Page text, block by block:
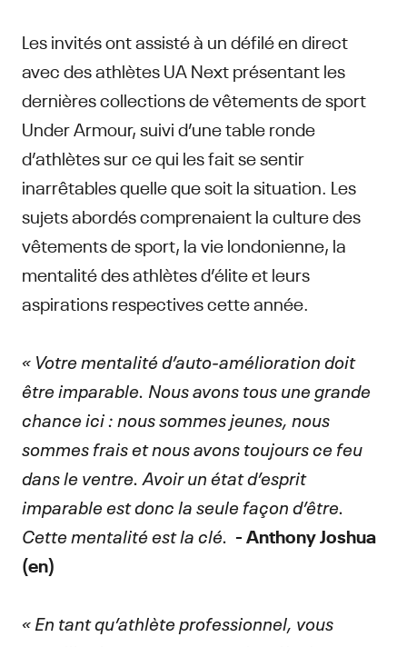
Les invités ont assisté à un défilé en direct
avec des athlètes UA Next présentant les
dernières collections de vêtements de sport
Under Armour, suivi d’une table ronde
d’athlètes sur ce qui les fait se sentir
inarrêtables quelle que soit la situation. Les
sujets abordés comprenaient la culture des
vêtements de sport, la vie londonienne, la
mentalité des athlètes d’élite et leurs
aspirations respectives cette année.
« Votre mentalité d’auto-amélioration doit
être imparable. Nous avons tous une grande
chance ici : nous sommes jeunes, nous
sommes frais et nous avons toujours ce feu
dans le ventre. Avoir un état d’esprit
imparable est donc la seule façon d’être.
Cette mentalité est la clé. - Anthony Joshua
(en)
« En tant qu’athlète professionnel, vous